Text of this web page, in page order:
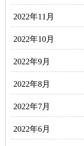
2022年11月
2022年10月
2022年9月
2022年8月
2022年7月
2022年6月